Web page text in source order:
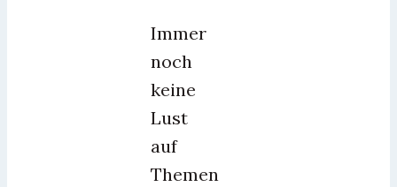
Immer
noch
keine
Lust
auf
Themen